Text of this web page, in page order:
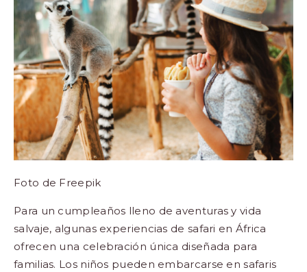
Foto de Freepik
Para un cumpleaños lleno de aventuras y vida
salvaje, algunas experiencias de safari en África
ofrecen una celebración única diseñada para
familias. Los niños pueden embarcarse en safaris